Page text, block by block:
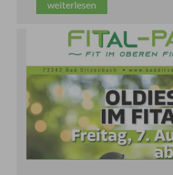
weiterlesen